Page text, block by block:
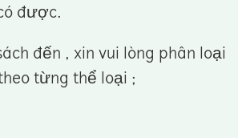
được.
đến , xin vui lòng phân loại
từng thể loại ;